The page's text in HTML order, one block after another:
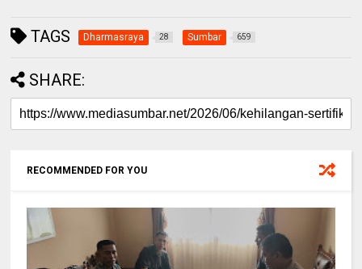
TAGS Dharmasraya 28 Sumbar 659
SHARE:
RECOMMENDED FOR YOU